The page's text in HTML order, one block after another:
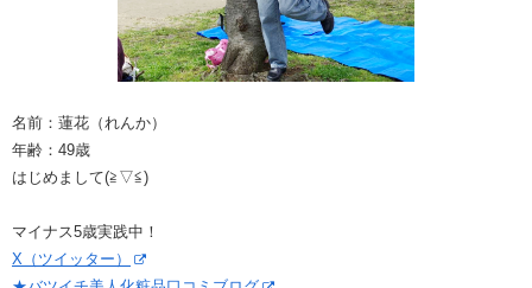
名前：蓮花（れんか）
年齢：49歳
はじめまして(≧▽≦)
マイナス5歳実践中！
X（ツイッター）